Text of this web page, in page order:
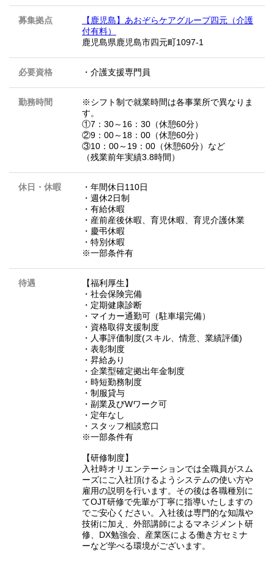
募集拠点
【鹿児島】あおぞらケアグループ四元（介護
付有料）
鹿児島県鹿児島市四元町1097-1
必要資格 ・介護支援専門員
勤務時間
※シフト制で就業時間は各事業所で異なりま
す。
①7：30～16：30（休憩60分）
②9：00～18：00（休憩60分）
③10：00～19：00（休憩60分）など
（残業前年実績3.8時間）
休日・休暇
・年間休日110日
・週休2日制
・有給休暇
・産前産後休暇、育児休暇、育児介護休業
・慶弔休暇
・特別休暇
※一部条件有
待遇
【福利厚生】
・社会保険完備
・定期健康診断
・マイカー通勤可（駐車場完備）
・資格取得支援制度
・人事評価制度(スキル、情意、業績評価)
・表彰制度
・昇給あり
・企業型確定拠出年金制度
・時短勤務制度
・制服貸与
・副業及びWワーク可
・定年なし
・スタッフ相談窓口
※一部条件有
【研修制度】
入社時オリエンテーションでは全職員がスム
ーズにご入社頂けるようシステムの使い方や
雇用の説明を行います。その後は各職種別に
てOJT研修で先輩が丁寧に指導いたしますの
でご安心ください。入社後は専門的な知識や
技術に加え、外部講師によるマネジメント研
修、DX勉強会、産業医による働き方セミナ
ーなど学べる環境がございます。